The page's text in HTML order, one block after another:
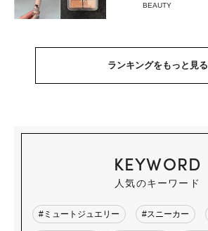
BEAUTY
ランキングをもっと見る
KEYWORD
人気のキーワード
#ミュートジュエリー #スニーカー